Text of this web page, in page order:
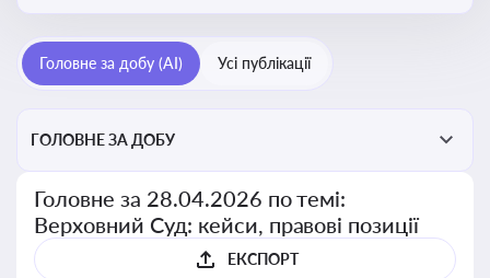
Головне за добу (AI) Усі публікації
ГОЛОВНЕ ЗА ДОБУ
Головне за 28.04.2026 по темі:
Верховний Суд: кейси, правові позиції
ЕКСПОРТ